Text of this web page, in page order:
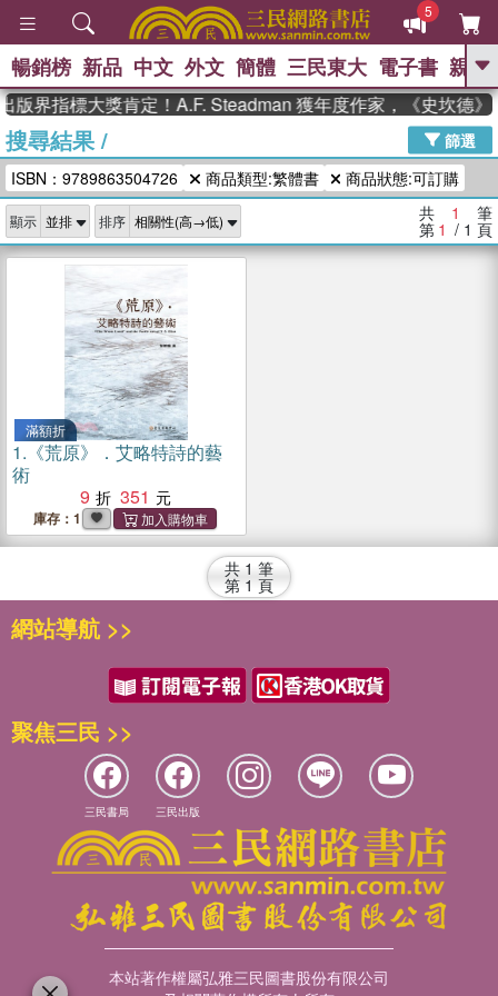
5
GO
高希均教授回憶錄
、 The Odyssey 、 父親節 、 如果歷
史是一群喵 、 暑期推薦 、 國際布克
獎 臺灣漫遊錄 、 方念華 、 台灣的李
登輝時代
數學女孩：黎曼猜想 、
偉大的迷走神經
暢銷榜 新品 中文 外文 簡體 三民東大 電子書 親子
版界指標大獎肯定！A.F. Steadman 獲年度作家，《史坎德》
搜尋結果/
篩選
ISBN：9789863504726
商品類型:繁體書 商品狀態:可訂購
顯示 排序 共 1 筆
第 1 / 1 頁
滿額折
1. 《荒原》．艾略特詩的藝
術
9
351
庫存：1
共 1 筆
第 1 頁
網站導航 >>
聚焦三民 >>
三民書局 三民出版
本站著作權屬弘雅三民圖書股份有限公司